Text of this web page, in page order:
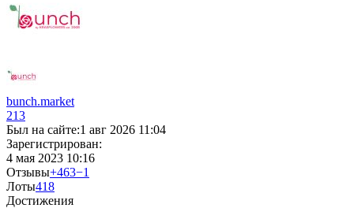
bunch.market
213
Был на сайте:1 авг 2026 11:04
Зарегистрирован:
4 мая 2023 10:16
Отзывы+463−1
Лоты418
Достижения